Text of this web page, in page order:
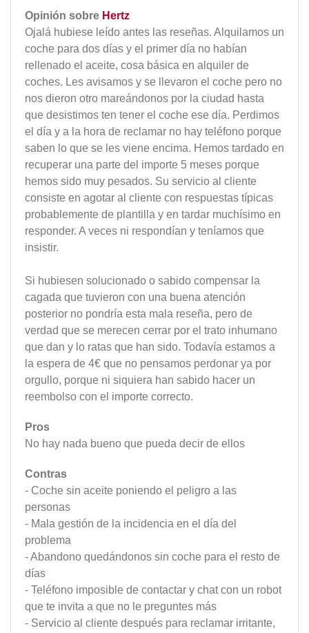
Opinión sobre Hertz
Ojalá hubiese leído antes las reseñas. Alquilamos un
coche para dos días y el primer día no habían
rellenado el aceite, cosa básica en alquiler de
coches. Les avisamos y se llevaron el coche pero no
nos dieron otro mareándonos por la ciudad hasta
que desistimos ten tener el coche ese día. Perdimos
el día y a la hora de reclamar no hay teléfono porque
saben lo que se les viene encima. Hemos tardado en
recuperar una parte del importe 5 meses porque
hemos sido muy pesados. Su servicio al cliente
consiste en agotar al cliente con respuestas típicas
probablemente de plantilla y en tardar muchísimo en
responder. A veces ni respondían y teníamos que
insistir.
Si hubiesen solucionado o sabido compensar la
cagada que tuvieron con una buena atención
posterior no pondría esta mala reseña, pero de
verdad que se merecen cerrar por el trato inhumano
que dan y lo ratas que han sido. Todavía estamos a
la espera de 4€ que no pensamos perdonar ya por
orgullo, porque ni siquiera han sabido hacer un
reembolso con el importe correcto.
Pros
No hay nada bueno que pueda decir de ellos
Contras
- Coche sin aceite poniendo el peligro a las
personas
- Mala gestión de la incidencia en el día del
problema
- Abandono quedándonos sin coche para el resto de
días
- Teléfono imposible de contactar y chat con un robot
que te invita a que no le preguntes más
- Servicio al cliente después para reclamar irritante,